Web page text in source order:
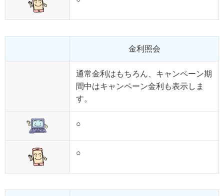
金利照会
通常金利はもちろん、キャンペーン期
間中はキャンペーン金利も表示しま
す。
○
○